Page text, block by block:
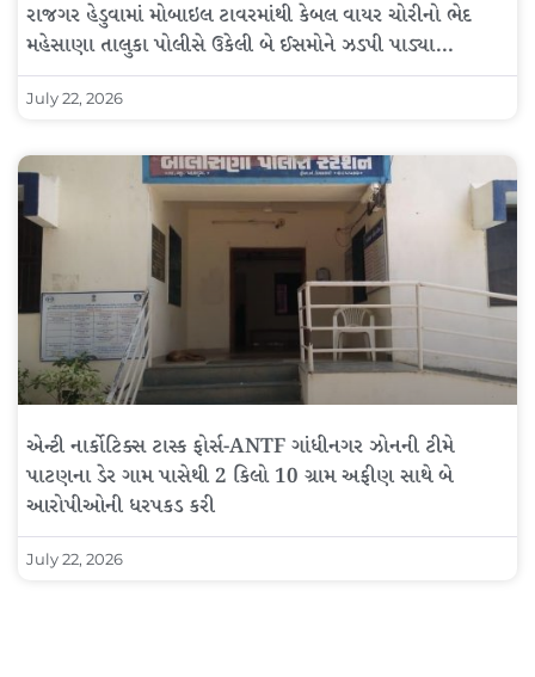
રાજગર હેડુવામાં મોબાઇલ ટાવરમાંથી કેબલ વાયર ચોરીનો ભેદ
મહેસાણા તાલુકા પોલીસે ઉકેલી બે ઈસમોને ઝડપી પાડ્યા…
July 22, 2026
એન્ટી નાર્કોટિક્સ ટાસ્ક ફોર્સ-ANTF ગાંધીનગર ઝોનની ટીમે
પાટણના ડેર ગામ પાસેથી 2 કિલો 10 ગ્રામ અફીણ સાથે બે
આરોપીઓની ધરપકડ કરી
July 22, 2026